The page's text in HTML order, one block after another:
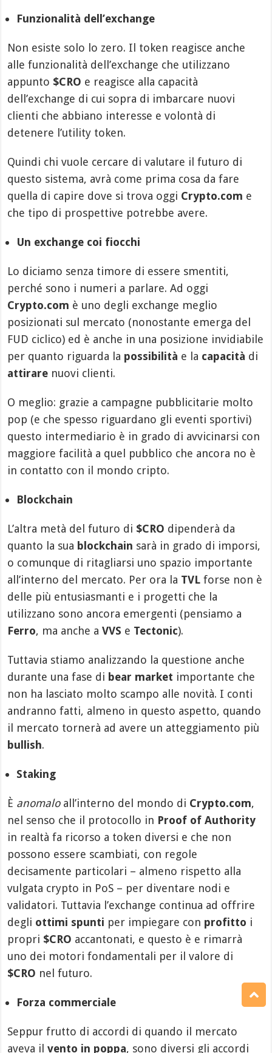
Funzionalità dell’exchange
Non esiste solo lo zero. Il token reagisce anche
alle funzionalità dell’exchange che utilizzano
appunto $CRO e reagisce alla capacità
dell’exchange di cui sopra di imbarcare nuovi
clienti che abbiano interesse e volontà di
detenere l’utility token.
Quindi chi vuole cercare di valutare il futuro di
questo sistema, avrà come prima cosa da fare
quella di capire dove si trova oggi Crypto.com e
che tipo di prospettive potrebbe avere.
Un exchange coi fiocchi
Lo diciamo senza timore di essere smentiti,
perché sono i numeri a parlare. Ad oggi
Crypto.com è uno degli exchange meglio
posizionati sul mercato (nonostante emerga del
FUD ciclico) ed è anche in una posizione invidiabile
per quanto riguarda la possibilità e la capacità di
attirare nuovi clienti.
O meglio: grazie a campagne pubblicitarie molto
pop (e che spesso riguardano gli eventi sportivi)
questo intermediario è in grado di avvicinarsi con
maggiore facilità a quel pubblico che ancora no è
in contatto con il mondo cripto.
Blockchain
L’altra metà del futuro di $CRO dipenderà da
quanto la sua blockchain sarà in grado di imporsi,
o comunque di ritagliarsi uno spazio importante
all’interno del mercato. Per ora la TVL forse non è
delle più entusiasmanti e i progetti che la
utilizzano sono ancora emergenti (pensiamo a
Ferro, ma anche aVVS e Tectonic).
Tuttavia stiamo analizzando la questione anche
durante una fase di bear market importante che
non ha lasciato molto scampo alle novità. I conti
andranno fatti, almeno in questo aspetto, quando
il mercato tornerà ad avere un atteggiamento più
bullish.
Staking
È anomaloall’interno del mondo di Crypto.com,
nel senso che il protocollo in Proof of Authority
in realtà fa ricorso a token diversi e che non
possono essere scambiati, con regole
decisamente particolari – almeno rispetto alla
vulgata crypto in PoS – per diventare nodi e
validatori. Tuttavia l’exchange continua ad offrire
degli ottimi spunti per impiegare con profitto i
propri $CRO accantonati, e questo è e rimarrà
uno dei motori fondamentali per il valore di
$CRO nel futuro.
Forza commerciale
Seppur frutto di accordi di quando il mercato
aveva ilvento in poppa, sono diversi gli accordi